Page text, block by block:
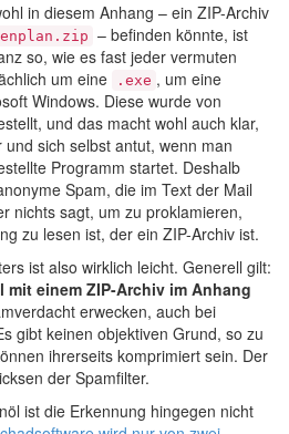
in diesem Anhang – ein ZIP-Archiv
– befinden könnte, ist
so, wie es fast jeder vermuten
um eine
.exe , um eine
Windows. Diese wurde von
und das macht wohl auch klar,
sich selbst antut, wenn man
Programm startet. Deshalb
Spam, die im Text der Mail
nichts sagt, um zu proklamieren,
zu lesen ist, der ein ZIP-Archiv ist.
ist also wirklich leicht. Generell gilt:
mit einem ZIP-Archiv im Anhang
erwecken, auch bei
gibt keinen objektiven Grund, so zu
ihrerseits komprimiert sein. Der
der Spamfilter.
ist die Erkennung hingegen nicht